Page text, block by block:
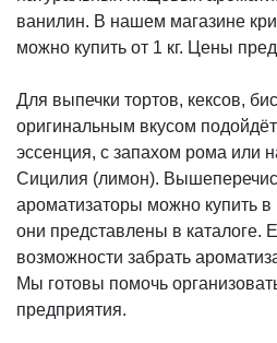
ванилин. В нашем магазине
можно купить от 1 кг. Цены
Для выпечки тортов, кексов,
оригинальным вкусом
эссенция, с запахом рома или
Сицилия (лимон).
ароматизаторы можно купить
они представлены в каталоге.
возможности забрать
Мы готовы помочь
предприятия.